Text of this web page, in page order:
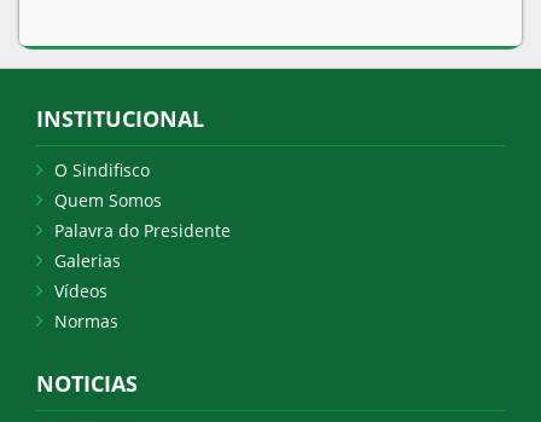
INSTITUCIONAL
O Sindifisco
Quem Somos
Palavra do Presidente
Galerias
Vídeos
Normas
NOTICIAS